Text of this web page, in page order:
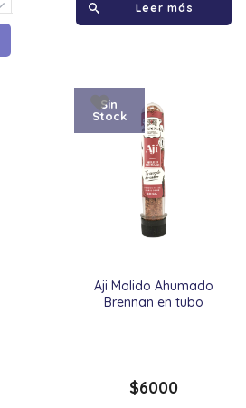
Leer más
Aji Molido Ahumado
Brennan en tubo
Sin
Stock
$6000